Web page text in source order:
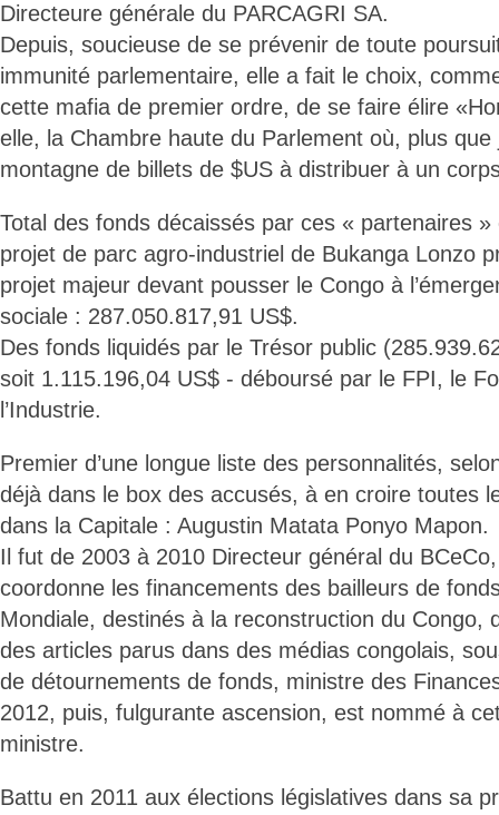
Directeure générale du PARCAGRI SA.
Depuis, soucieuse de se prévenir de toute
immunité parlementaire, elle a fait le choix,
cette mafia de premier ordre, de se faire élire
elle, la Chambre haute du Parlement où, plus
montagne de billets de $US à distribuer à un
Total des fonds décaissés par ces « partenaires »
projet de parc agro-industriel de Bukanga Lonzo
projet majeur devant pousser le Congo à
sociale : 287.050.817,91 US$.
Des fonds liquidés par le Trésor public
soit 1.115.196,04 US$ - déboursé par le FPI, le
l’Industrie.
Premier d’une longue liste des personnalités,
déjà dans le box des accusés, à en croire toutes
dans la Capitale : Augustin Matata Ponyo Mapon.
Il fut de 2003 à 2010 Directeur général du
coordonne les financements des bailleurs de
Mondiale, destinés à la reconstruction du Congo,
des articles parus dans des médias congolais,
de détournements de fonds, ministre des
2012, puis, fulgurante ascension, est nommé à
ministre.
Battu en 2011 aux élections législatives dans sa